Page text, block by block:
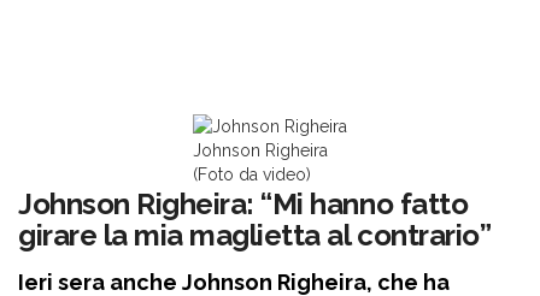
Johnson Righeira
(Foto da video)
Johnson Righeira: “Mi hanno fatto
girare la mia maglietta al contrario”
Ieri sera anche Johnson Righeira, che ha